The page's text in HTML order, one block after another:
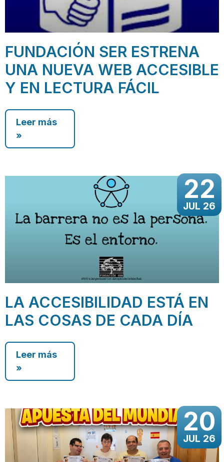
FUNDACIÓN SER ESTRENA
UNA NUEVA WEB ACCESIBLE
Y EN LECTURA FÁCIL
Leer más
»
22
JUL 26
LA ACCESIBILIDAD ESTÁ EN
LAS COSAS DE CADA DÍA
Leer más
»
20
JUL 26